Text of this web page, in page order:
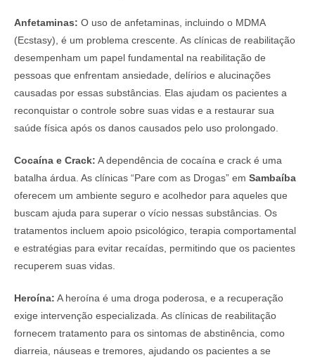
Anfetaminas: O uso de anfetaminas, incluindo o MDMA
(Ecstasy), é um problema crescente. As clínicas de reabilitação
desempenham um papel fundamental na reabilitação de
pessoas que enfrentam ansiedade, delírios e alucinações
causadas por essas substâncias. Elas ajudam os pacientes a
reconquistar o controle sobre suas vidas e a restaurar sua
saúde física após os danos causados pelo uso prolongado.
Cocaína e Crack: A dependência de cocaína e crack é uma
batalha árdua. As clínicas “Pare com as Drogas” em Sambaíba
oferecem um ambiente seguro e acolhedor para aqueles que
buscam ajuda para superar o vício nessas substâncias. Os
tratamentos incluem apoio psicológico, terapia comportamental
e estratégias para evitar recaídas, permitindo que os pacientes
recuperem suas vidas.
Heroína: A heroína é uma droga poderosa, e a recuperação
exige intervenção especializada. As clínicas de reabilitação
fornecem tratamento para os sintomas de abstinência, como
diarreia, náuseas e tremores, ajudando os pacientes a se